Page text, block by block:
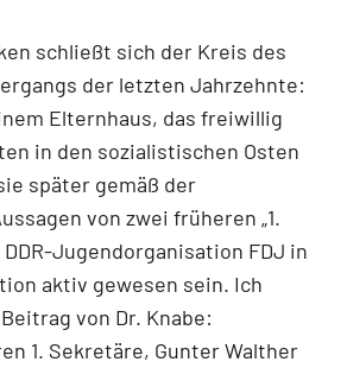
schließt sich der Kreis des
der letzten Jahrzehnte:
Elternhaus, das freiwillig
in den sozialistischen Osten
später gemäß der
von zwei früheren „1.
Jugendorganisation FDJ in
aktiv gewesen sein. Ich
von Dr. Knabe:
1. Sekretäre, Gunter Walther